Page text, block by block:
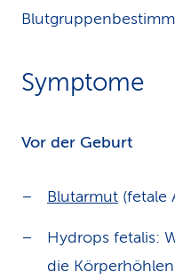
Symptome
Vor der Geburt
Blutarmut (fetale
Hydrops fetalis:
die